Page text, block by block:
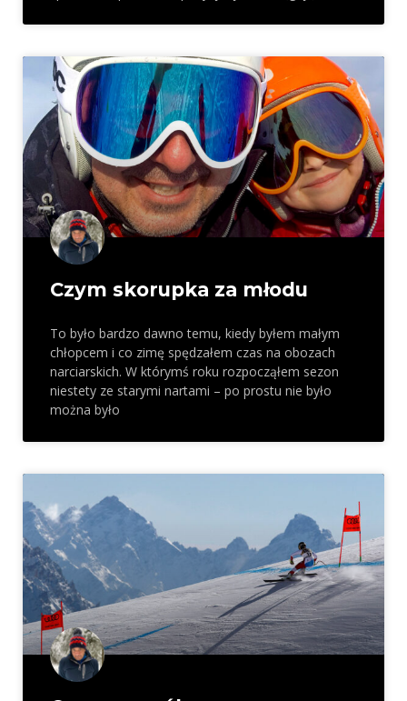
Czym skorupka za młodu
To było bardzo dawno temu, kiedy byłem małym
chłopcem i co zimę spędzałem czas na obozach
narciarskich. W którymś roku rozpocząłem sezon
niestety ze starymi nartami – po prostu nie było
można było